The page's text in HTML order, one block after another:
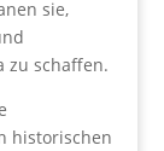
sie,
zu schaffen.
historischen